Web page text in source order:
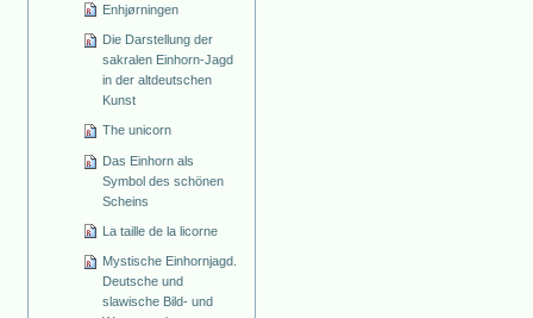
Enhjørningen
Die Darstellung der
sakralen Einhorn-Jagd
in der altdeutschen
Kunst
The unicorn
Das Einhorn als
Symbol des schönen
Scheins
La taille de la licorne
Mystische Einhornjagd.
Deutsche und
slawische Bild- und